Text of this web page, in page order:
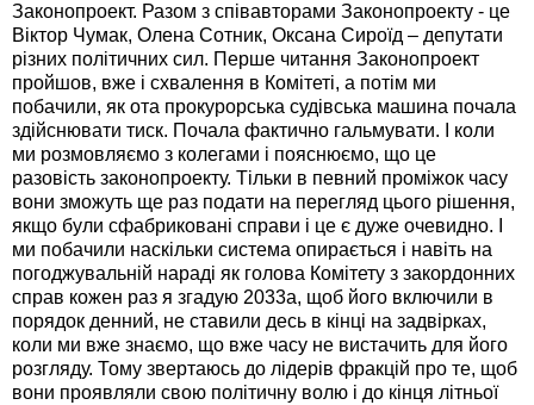
Законопроект. Разом з співавторами Законопроекту - це
Віктор Чумак, Олена Сотник, Оксана Сироїд – депутати
різних політичних сил. Перше читання Законопроект
пройшов, вже і схвалення в Комітеті, а потім ми
побачили, як ота прокурорська судівська машина почала
здійснювати тиск. Почала фактично гальмувати. І коли
ми розмовляємо з колегами і пояснюємо, що це
разовість законопроекту. Тільки в певний проміжок часу
вони зможуть ще раз подати на перегляд цього рішення,
якщо були сфабриковані справи і це є дуже очевидно. І
ми побачили наскільки система опирається і навіть на
погоджувальній нараді як голова Комітету з закордонних
справ кожен раз я згадую 2033а, щоб його включили в
порядок денний, не ставили десь в кінці на задвірках,
коли ми вже знаємо, що вже часу не вистачить для його
розгляду. Тому звертаюсь до лідерів фракцій про те, щоб
вони проявляли свою політичну волю і до кінця літньої